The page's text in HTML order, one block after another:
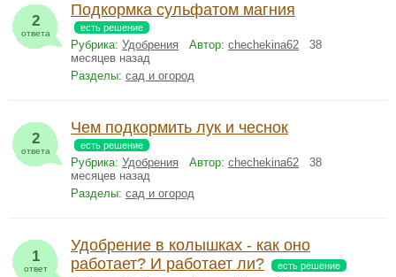
2
ответа
Подкормка сульфатом магния
есть решение
Рубрика: Удобрения Автор: chechekina62 38
месяцев назад
Разделы: сад и огород
2
ответа
Чем подкормить лук и чеснок
есть решение
Рубрика: Удобрения Автор: chechekina62 38
месяцев назад
Разделы: сад и огород
1
ответ
Удобрение в колышках - как оно
работает? И работает ли?
есть решение